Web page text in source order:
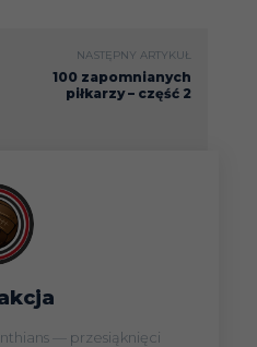
NASTĘPNY ARTYKUŁ
100 zapomnianych
piłkarzy – część 2
— przesiąknięci